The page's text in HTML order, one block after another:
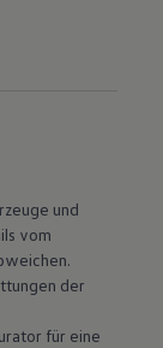
und
vom
der
für eine